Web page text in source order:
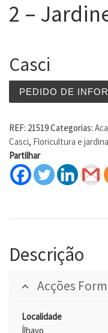
2 –
Casci
PEDIDO DE
REF: 21519Categorias:
Casci, Floricultura e
Partilhar
Descrição
Acções
Localidade
Ílhavo